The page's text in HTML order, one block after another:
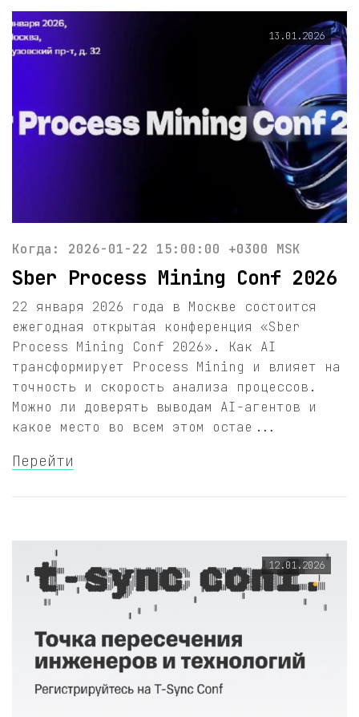
13.01.2026
Когда: 2026-01-22 15:00:00 +0300 MSK
Sber Process Mining Conf 2026
22 января 2026 года в Москве состоится
ежегодная открытая конференция «Sber
Process Mining Conf 2026». Как AI
трансформирует Process Mining и влияет на
точность и скорость анализа процессов.
Можно ли доверять выводам AI-агентов и
какое место во всем этом остае...
Перейти
12.01.2026